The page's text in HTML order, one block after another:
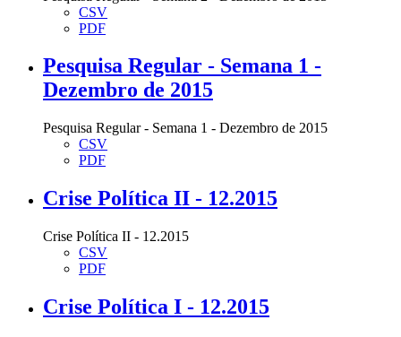
CSV
PDF
Pesquisa Regular - Semana 1 -
Dezembro de 2015
Pesquisa Regular - Semana 1 - Dezembro de 2015
CSV
PDF
Crise Política II - 12.2015
Crise Política II - 12.2015
CSV
PDF
Crise Política I - 12.2015